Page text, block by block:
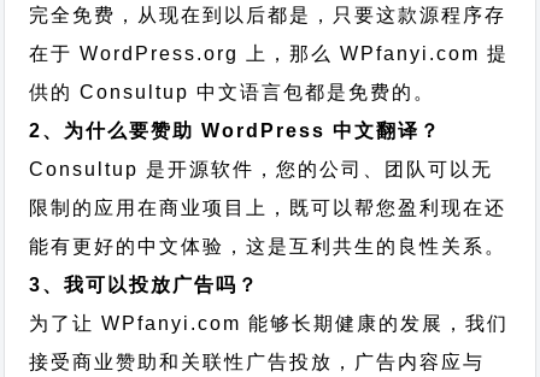
完全免费，从现在到以后都是，只要这款源程序存
在于 WordPress.org 上，那么 WPfanyi.com 提
供的 Consultup 中文语言包都是免费的。
2、为什么要赞助 WordPress 中文翻译？
Consultup 是开源软件，您的公司、团队可以无
限制的应用在商业项目上，既可以帮您盈利现在还
能有更好的中文体验，这是互利共生的良性关系。
3、我可以投放广告吗？
为了让 WPfanyi.com 能够长期健康的发展，我们
接受商业赞助和关联性广告投放，广告内容应与